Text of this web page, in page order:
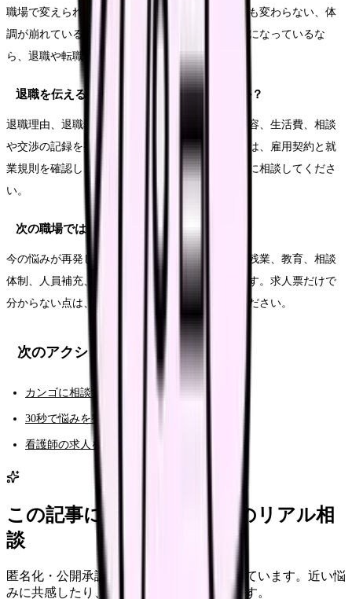
職場で変えられる余地を分けて見ます。相談しても変わらない、体
調が崩れている、次の職場で避けたい条件が明確になっているな
ら、退職や転職を考える十分な理由になります。
退職を伝える前に何を準備すればいいですか？
退職理由、退職希望日、有休残日数、引き継ぎ内容、生活費、相談
や交渉の記録を整理します。法的な不安がある時は、雇用契約と就
業規則を確認し、必要に応じて公的窓口や専門家に相談してくださ
い。
次の職場では何を確認すればいいですか？
今の悩みが再発しない条件を確認します。夜勤、残業、教育、相談
体制、人員補充、休みやすさ、給与の内訳などです。求人票だけで
分からない点は、面接や見学で具体的に聞いてください。
次のアクション
カンゴに相談する（AI相談）
30秒で悩みを整理する（悩み診断）
看護師の求人を見る
この記事に近い看護師さんのリアル相
談
匿名化・公開承認済みの本音だけを表示しています。近い悩
みに共感したり、自分の状況を投稿できます。